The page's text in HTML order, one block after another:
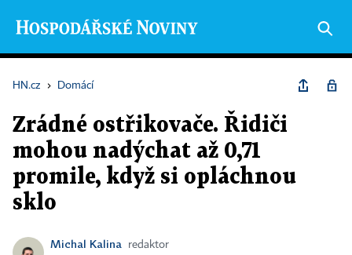
HN.cz › Domácí
Zrádné ostřikovače. Řidiči
mohou nadýchat až 0,71
promile, když si opláchnou
sklo
Michal Kalina
redaktor